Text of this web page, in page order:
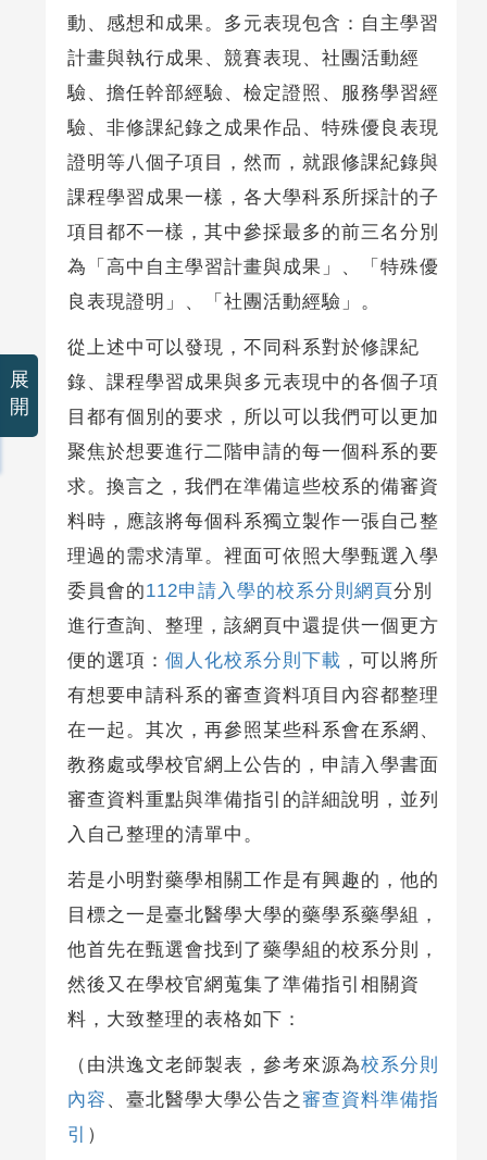
動、感想和成果。多元表現包含：自主學習
計畫與執行成果、競賽表現、社團活動經
驗、擔任幹部經驗、檢定證照、服務學習經
驗、非修課紀錄之成果作品、特殊優良表現
證明等八個子項目，然而，就跟修課紀錄與
課程學習成果一樣，各大學科系所採計的子
項目都不一樣，其中參採最多的前三名分別
為「高中自主學習計畫與成果」、「特殊優
良表現證明」、「社團活動經驗」。
從上述中可以發現，不同科系對於修課紀
錄、課程學習成果與多元表現中的各個子項
目都有個別的要求，所以可以我們可以更加
聚焦於想要進行二階申請的每一個科系的要
求。換言之，我們在準備這些校系的備審資
料時，應該將每個科系獨立製作一張自己整
理過的需求清單。裡面可依照大學甄選入學
委員會的112申請入學的校系分則網頁分別
進行查詢、整理，該網頁中還提供一個更方
便的選項： 個人化校系分則下載 ，可以將所
有想要申請科系的審查資料項目內容都整理
在一起。其次，再參照某些科系會在系網、
教務處或學校官網上公告的，申請入學書面
審查資料重點與準備指引的詳細說明，並列
入自己整理的清單中。
若是小明對藥學相關工作是有興趣的，他的
目標之一是臺北醫學大學的藥學系藥學組，
他首先在甄選會找到了藥學組的校系分則，
然後又在學校官網蒐集了準備指引相關資
料，大致整理的表格如下：
（由洪逸文老師製表，參考來源為校系分則
內容 、臺北醫學大學公告之審查資料準備指
引 ）
展
開